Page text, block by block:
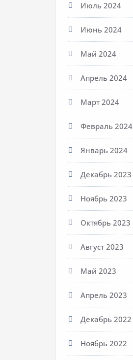
Июль 2024
Июнь 2024
Май 2024
Апрель 2024
Март 2024
Февраль 2024
Январь 2024
Декабрь 2023
Ноябрь 2023
Октябрь 2023
Август 2023
Май 2023
Апрель 2023
Декабрь 2022
Ноябрь 2022